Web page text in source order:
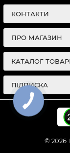
КОНТАКТИ
ПРО МАГАЗИН
КАТАЛОГ
ПІДПИСКА
© 2026